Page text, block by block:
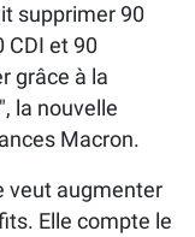
supprimer 90
CDI et 90
grâce à la
la nouvelle
Macron.
veut augmenter
Elle compte le